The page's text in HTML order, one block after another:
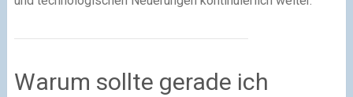
Warum sollte gerade ich